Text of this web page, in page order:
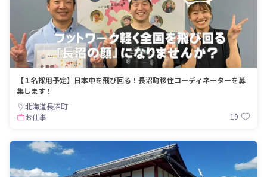
【１名採用予定】日本中を飛び回る！長沼町移住コーディネーターを募
集します！
北海道長沼町
お仕事
19